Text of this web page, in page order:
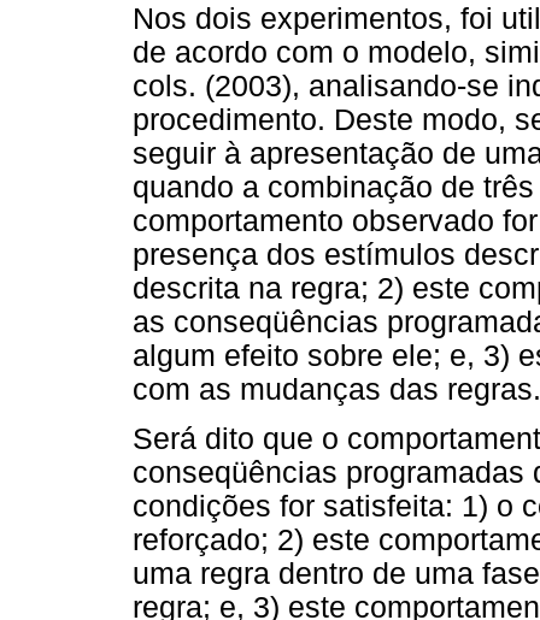
Nos dois experimentos, foi
de acordo com o modelo,
cols. (2003), analisando-se
procedimento. Deste modo,
seguir à apresentação de
quando a combinação de
comportamento observado
presença dos estímulos
descrita na regra; 2) este
as conseqüências
algum efeito sobre ele; e, 3)
com as mudanças das regras.
Será dito que o
conseqüências programadas
condições for satisfeita: 1) o
reforçado; 2) este
uma regra dentro de uma
regra; e, 3) este